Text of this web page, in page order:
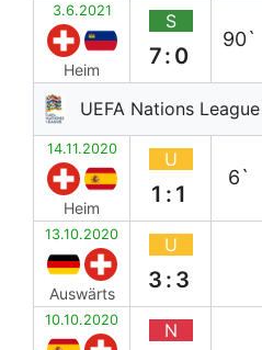
3.6.2021
Heim
S
7:0
90`
UEFA Nations
14.11.2020
Heim
U
1:1
6`
13.10.2020
Auswärts
U
3:3
10.10.2020 N